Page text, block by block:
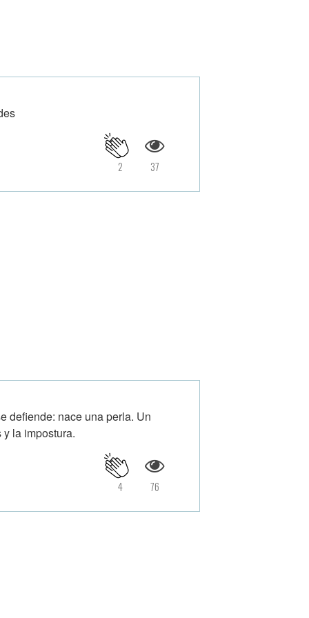
37
2
defiende: nace una perla. Un
la impostura.
76
4